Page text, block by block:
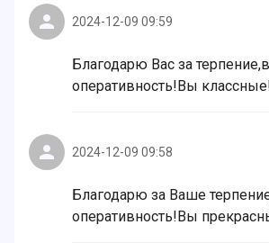
2024-12-09 09:59
Благодарю Вас за
оперативность!Вы
2024-12-09 09:58
Благодарю за Ваше
оперативность!Вы